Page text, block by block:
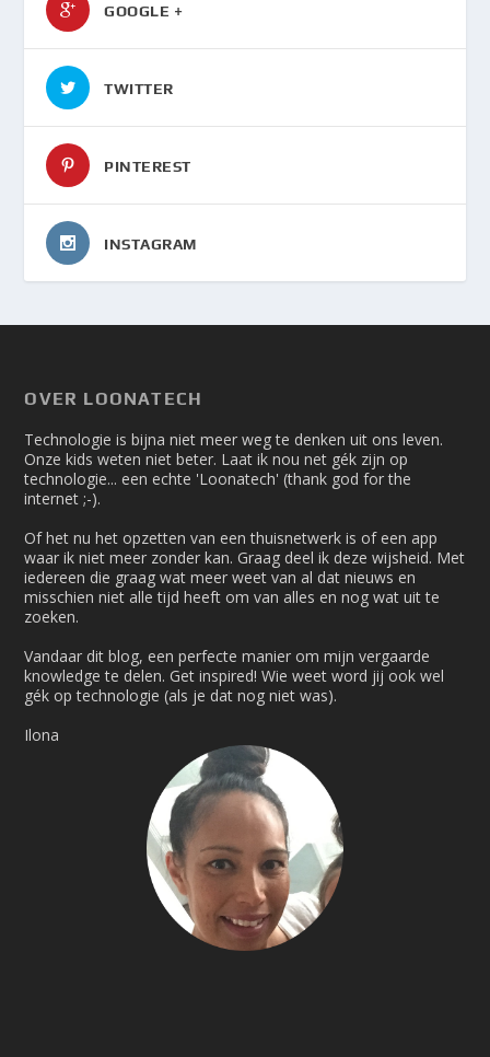
GOOGLE +
TWITTER
PINTEREST
INSTAGRAM
OVER LOONATECH
Technologie is bijna niet meer weg te denken uit ons leven.
Onze kids weten niet beter. Laat ik nou net gék zijn op
technologie... een echte 'Loonatech' (thank god for the
internet ;-).
Of het nu het opzetten van een thuisnetwerk is of een app
waar ik niet meer zonder kan. Graag deel ik deze wijsheid. Met
iedereen die graag wat meer weet van al dat nieuws en
misschien niet alle tijd heeft om van alles en nog wat uit te
zoeken.
Vandaar dit blog, een perfecte manier om mijn vergaarde
knowledge te delen. Get inspired! Wie weet word jij ook wel
gék op technologie (als je dat nog niet was).
Ilona